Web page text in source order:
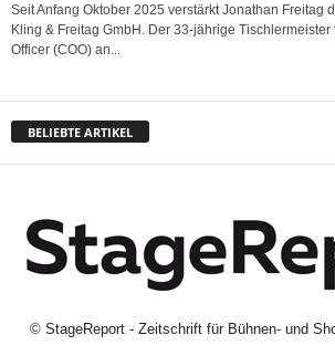
Seit Anfang Oktober 2025 verstärkt Jonathan Freitag
Kling & Freitag GmbH. Der 33-jährige Tischlermeister
Officer (COO) an...
BELIEBTE ARTIKEL
© StageReport - Zeitschrift für Bühnen- und